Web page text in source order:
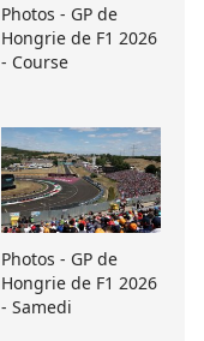
Photos - GP de
Hongrie de F1 2026
- Course
Photos - GP de
Hongrie de F1 2026
- Samedi